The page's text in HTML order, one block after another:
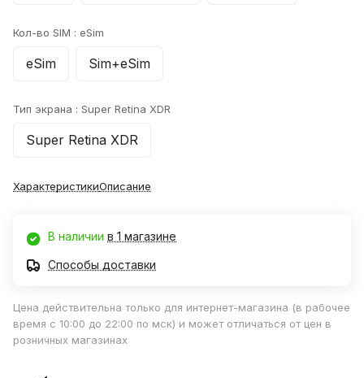
Кол-во SIM : eSim
eSim Sim+eSim
Тип экрана : Super Retina XDR
Super Retina XDR
ХарактеристикиОписание
В наличии в 1 магазине
Способы доставки
Цена действительна только для интернет-магазина (в рабочее
время с 10:00 до 22:00 по мск) и может отличаться от цен в
розничных магазинах